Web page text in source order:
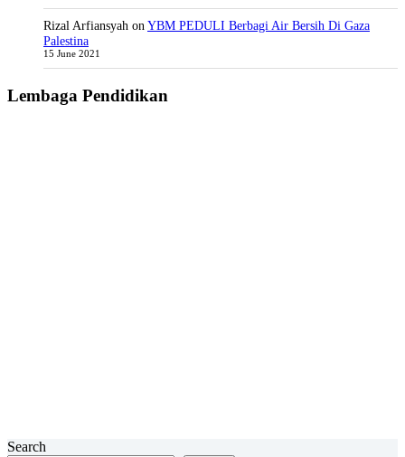
Rizal Arfiansyah on YBM PEDULI Berbagi Air Bersih Di Gaza
Palestina
15 June 2021
Lembaga Pendidikan
Search